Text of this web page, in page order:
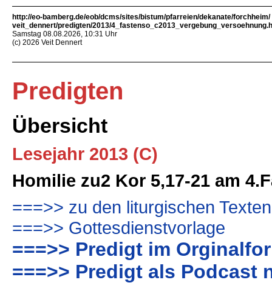
http://eo-bamberg.de/eob/dcms/sites/bistum/pfarreien/dekanate/forchheim/
veit_dennert/predigten/2013/
Samstag 08.08.2026, 10:31 Uhr
(c) 2026 Veit Dennert
Predigten
Übersicht
Lesejahr 2013 (C)
Homilie zu2 Kor 5,17-21 am
===>> zu den liturgischen Texten
===>> Gottesdienstvorlage
===>> Predigt im
===>> Predigt als Podcast